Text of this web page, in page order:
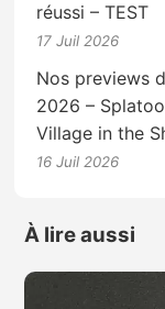
réussi – TEST
17 Juil 2026
Nos previews
2026 –
Village in the
16 Juil 2026
À lire aussi